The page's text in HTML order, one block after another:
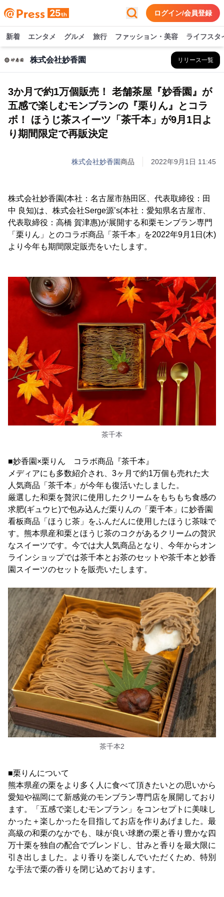
ログイン/会員登録
新着 エンタメ グルメ 旅行 ファッション・美容 ライフスタ
株式会社妙香園 リリース一覧
3か月で約1万個販売！ 老舗茶屋『妙香園』が
五感で楽しむモンブランの『栗りん』とコラ
ボ！ ほうじ茶スイーツ「茶千本」が9月1日よ
り期間限定で再販決定
株式会社妙香園商品 2022年9月1日 11:45
株式会社妙香園(本社：名古屋市熱田区、代表取締役：田
中 良知)は、株式会社Serge源’s(本社：愛知県名古屋市、
代表取締役：高橋 賀津惠)が展開する和栗モンブラン専門
「栗りん」とのコラボ商品「茶千本」を2022年9月1日(木)
より今年も期間限定販売をいたします。
茶千本
■妙香園×栗りん コラボ商品『茶千本』
メディアにも多数紹介され、3ヶ月で約1万個も売れた大
人気商品「茶千本」が今年も復活いたしました。
厳選した和栗を贅沢に使用したクリームをもちもち食感の
求肥(ギュウヒ)で包み込んだ栗りんの「栗千本」に妙香園
看板商品「ほうじ茶」をふんだんに使用したほうじ茶味で
す。熊本県産和栗とほうじ茶のコクがあるクリームの贅沢
なスイーツです。今では大人気商品となり、今年からオン
ラインショップでは茶千本とお茶のセットや茶千本と妙香
園スイーツのセットを販売いたします。
茶千本2
■栗りんについて
熊本県産の栗をより多く人に食べて頂きたいとの思いから
愛知や福岡にて新感覚のモンブラン専門店を展開しており
ます。「五感で楽しむモンブラン」をコンセプトに美味し
かった＋楽しかったを目指してお店を作りあげました。最
高級の和栗のなかでも、味が良い球磨の栗と香り豊かな四
万十栗を独自の配合でブレンドし、甘みと香りを最大限に
引き出しました。より香りを楽しんでいただくため、特別
な手法で栗の香りを閉じ込めております。